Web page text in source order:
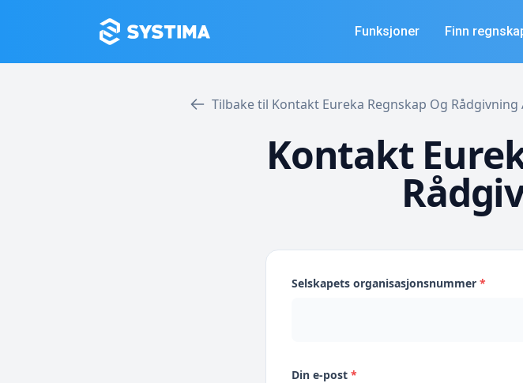
Funksjoner Finn
Tilbake til Kontakt Eureka Regnskap Og Rådgivning
Kontakt
Selskapets organisasjonsnummer *
Din e-post *